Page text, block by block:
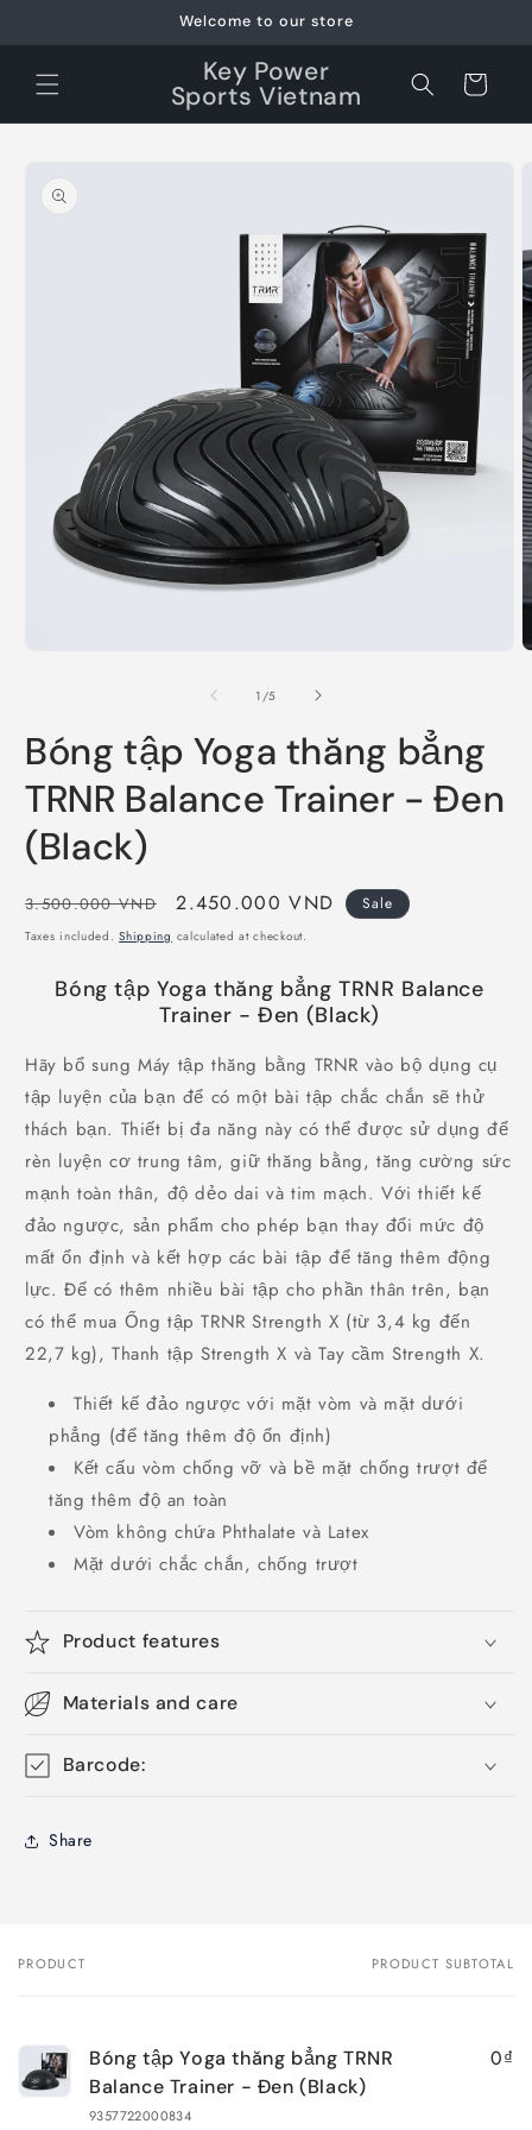
Welcome to our store
Key Power
Sports Vietnam Cart
product
information
1 /of
5
Bóng tập Yoga thăng bẳng
TRNR Balance Trainer - Đen
(Black)
Regular
price
3.500.000 VND
Sale
price
2.450.000 VND Sale
Taxes included.Shipping calculated at checkout.
Bóng tập Yoga thăng bẳng TRNR Balance
Trainer - Đen (Black)
Hãy bổ sung Máy tập thăng bằng TRNR vào bộ dụng cụ
tập luyện của bạn để có một bài tập chắc chắn sẽ thử
thách bạn. Thiết bị đa năng này có thể được sử dụng để
rèn luyện cơ trung tâm, giữ thăng bằng, tăng cường sức
mạnh toàn thân, độ dẻo dai và tim mạch. Với thiết kế
đảo ngược, sản phẩm cho phép bạn thay đổi mức độ
mất ổn định và kết hợp các bài tập để tăng thêm động
lực. Để có thêm nhiều bài tập cho phần thân trên, bạn
có thể mua Ống tập TRNR Strength X (từ 3,4 kg đến
22,7 kg), Thanh tập Strength X và Tay cầm Strength X.
Thiết kế đảo ngược với mặt vòm và mặt dưới
phẳng (để tăng thêm độ ổn định)
Kết cấu vòm chống vỡ và bề mặt chống trượt để
tăng thêm độ an toàn
Vòm không chứa Phthalate và Latex
Mặt dưới chắc chắn, chống trượt
Product features
Materials and care
Barcode:
Share
Your
PRODUCT PRODUCT SUBTOTAL
Bóng tập Yoga thăng bẳng TRNR
Balance Trainer - Đen (Black)
9357722000834
0₫